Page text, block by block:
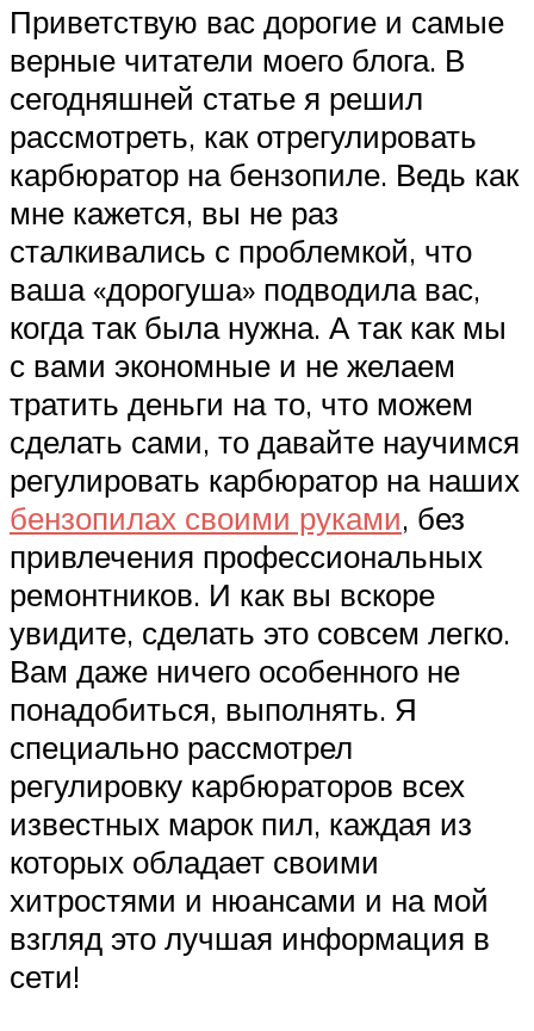
Приветствую вас дорогие и самые
верные читатели моего блога. В
сегодняшней статье я решил
рассмотреть, как отрегулировать
карбюратор на бензопиле. Ведь как
мне кажется, вы не раз
сталкивались с проблемкой, что
ваша «дорогуша» подводила вас,
когда так была нужна. А так как мы
с вами экономные и не желаем
тратить деньги на то, что можем
сделать сами, то давайте научимся
регулировать карбюратор на наших
бензопилах своими руками, без
привлечения профессиональных
ремонтников. И как вы вскоре
увидите, сделать это совсем легко.
Вам даже ничего особенного не
понадобиться, выполнять. Я
специально рассмотрел
регулировку карбюраторов всех
известных марок пил, каждая из
которых обладает своими
хитростями и нюансами и на мой
взгляд это лучшая информация в
сети!